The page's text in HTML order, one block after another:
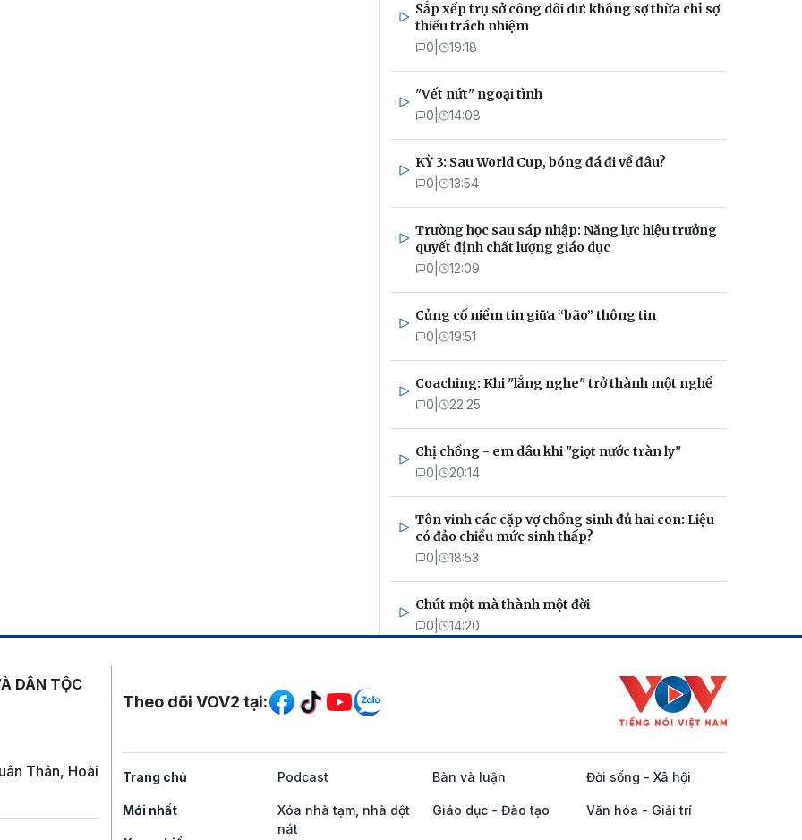
Sắp xếp trụ sở công dôi dư: không sợ thừa chỉ sợ
thiếu trách nhiệm
0 19:18
"Vết nứt" ngoại tình
0 14:08
KỲ 3: Sau World Cup, bóng đá đi về đâu?
0 13:54
Trường học sau sáp nhập: Năng lực hiệu trưởng
quyết định chất lượng giáo dục
0 12:09
Củng cố niềm tin giữa “bão” thông tin
0 19:51
Coaching: Khi "lắng nghe" trở thành một nghề
0 22:25
Chị chồng - em dâu khi "giọt nước tràn ly"
0 20:14
Tôn vinh các cặp vợ chồng sinh đủ hai con: Liệu
có đảo chiều mức sinh thấp?
0 18:53
Chút một mà thành một đời
0 14:20
DÂN TỘC
Thân, Hoài
Mạng xã hội
Theo dõi VOV2 tại:
Trang chủ
Mới nhất
Podcast Bàn và luận Đời sống - Xã hội
Xóa nhà tạm, nhà dột
nát
Giáo dục - Đào tạo Văn hóa - Giải trí